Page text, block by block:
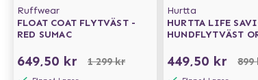
Ruffwear
FLOAT COAT FLYTVÄST -
RED SUMAC
649,50 kr 1 299 kr
Hurtta
HURTTA LIFE
HUNDFLYTVÄST
449,50 kr 899